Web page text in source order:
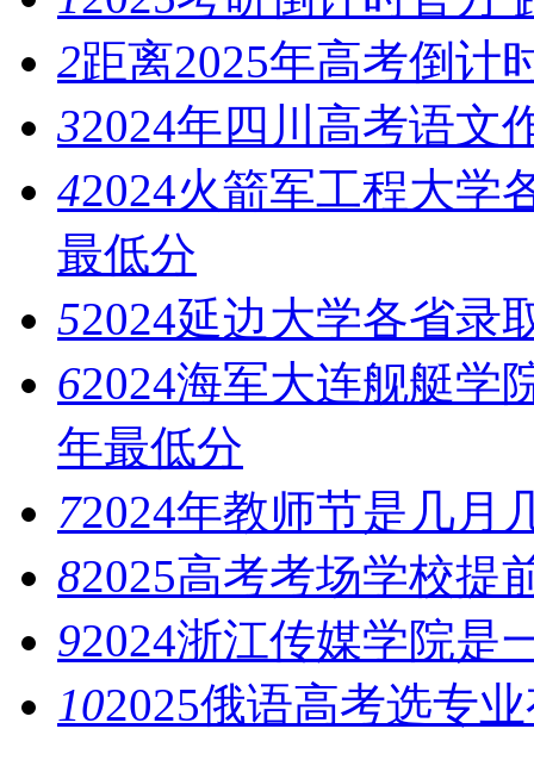
2距离2025年高考倒计
32024年四川高考语文
42024火箭军工程大学
最低分
52024延边大学各省录
62024海军大连舰艇学
年最低分
72024年教师节是几月
82025高考考场学校提
92024浙江传媒学院是
102025俄语高考选专